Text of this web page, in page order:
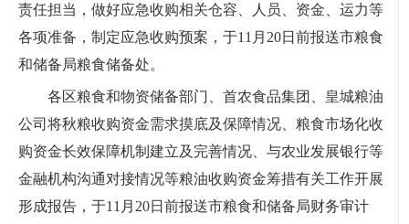
责任担当，做好应急收购相关仓容、人员、资金、运力等
各项准备，制定应急收购预案，于11月20日前报送市粮食
和储备局粮食储备处。
各区粮食和物资储备部门、首农食品集团、皇城粮油
公司将秋粮收购资金需求摸底及保障情况、粮食市场化收
购资金长效保障机制建立及完善情况、与农业发展银行等
金融机构沟通对接情况等粮油收购资金筹措有关工作开展
形成报告，于11月20日前报送市粮食和储备局财务审计